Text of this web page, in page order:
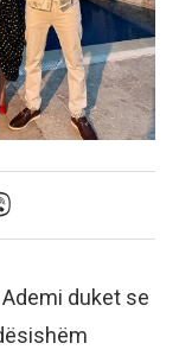
duket se